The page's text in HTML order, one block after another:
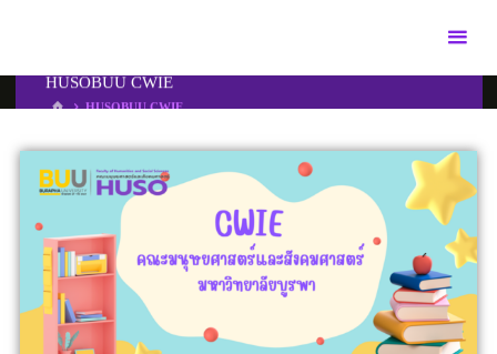
HUSOBUU CWIE
HUSOBUU CWIE